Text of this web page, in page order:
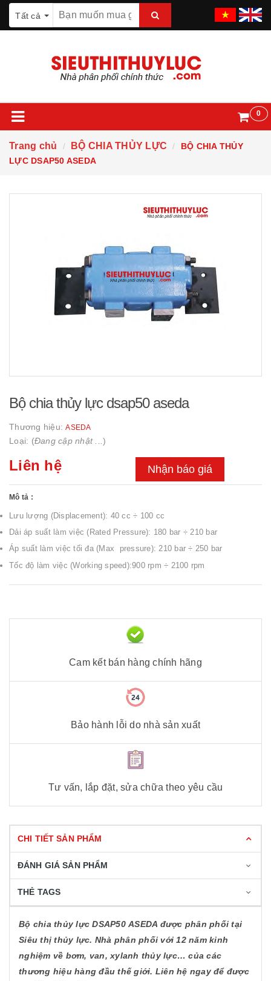
Tất cả
0
Trang chủ BỘ CHIA THỦY LỰC
BỘ CHIA THỦY
LỰC DSAP50 ASEDA
Bộ chia thủy lực dsap50 aseda
Thương hiệu:ASEDA
Loại: (Đang cập nhật ... )
Liên hệ Nhận báo giá
Mô tả :
Lưu lượng (Displacement): 40 cc ÷ 100 cc
Dải áp suất làm việc (Rated Pressure): 180 bar ÷ 210 bar
Áp suất làm việc tối đa (Max pressure): 210 bar ÷ 250 bar
Tốc độ làm việc (Working speed):900 rpm ÷ 2100 rpm
Cam kết bán hàng chính hãng
Bảo hành lỗi do nhà sản xuất
Tư vấn, lắp đặt, sửa chữa theo yêu cầu
CHI TIẾT SẢN PHẨM
ĐÁNH GIÁ SẢN PHẨM
THẺ TAGS
Bộ chia thủy lực DSAP50 ASEDA được phân phối tại
Siêu thị thủy lực. Nhà phân phối với 12 năm kinh
nghiệm về bơm, van, xylanh thủy lực… của các
thương hiệu hàng đầu thế giới. Liên hệ ngay để được